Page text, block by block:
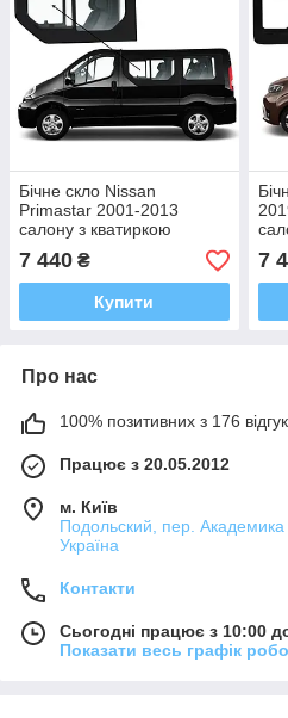
Бічне скло Nissan
Primastar 2001-2013
салону з кватиркою
переднє ліве
7 440 ₴
Купити
7
Про нас
100% позитивних з 176
Працює з 20.05.2012
м. Київ
Подольский, пер. Академика
Україна
Контакти
Сьогодні працює з 10:00
Показати весь графік